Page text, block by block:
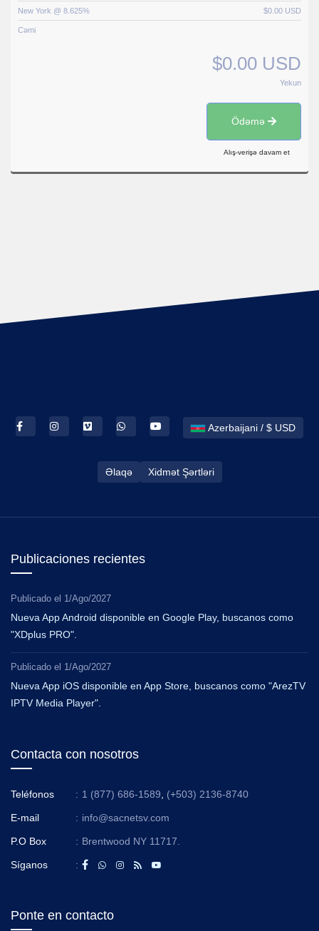
New York @ 8.625% $0.00 USD
Cəmi
$0.00 USD
Yekun
Ödəmə
Alış-verişə davam et
Azerbaijani / $ USD
Əlaqə Xidmət Şərtləri
Publicaciones recientes
Publicado el 1/Ago/2027
Nueva App Android disponible en Google Play, buscanos como
"XDplus PRO".
Publicado el 1/Ago/2027
Nueva App iOS disponible en App Store, buscanos como "ArezTV
IPTV Media Player".
Contacta con nosotros
Teléfonos : 1 (877) 686-1589 (+503) 2136-8740
E-mail : info@sacnetsv.com
P.O Box : Brentwood NY 11717.
Síganos :
Ponte en contacto